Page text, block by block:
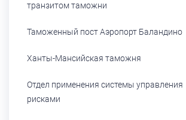
транзитом таможни
Таможенный пост Аэропорт Баландино
Ханты-Мансийская таможня
Отдел применения системы управления
рисками